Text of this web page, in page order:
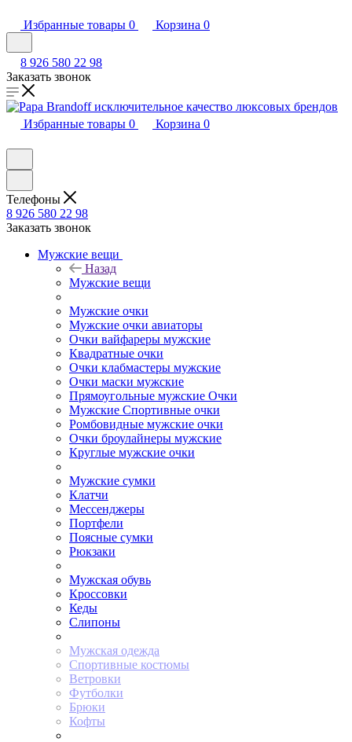
Избранные товары 0 Корзина 0
8 926 580 22 98
Заказать звонок
Избранные товары 0 Корзина 0
Телефоны
8 926 580 22 98
Заказать звонок
Мужские вещи
Назад
Мужские вещи
Мужские очки
Мужские очки авиаторы
Очки вайфареры мужские
Квадратные очки
Очки клабмастеры мужские
Очки маски мужские
Прямоугольные мужские Очки
Мужские Спортивные очки
Ромбовидные мужские очки
Очки броулайнеры мужские
Круглые мужские очки
Мужские сумки
Клатчи
Мессенджеры
Портфели
Поясные сумки
Рюкзаки
Мужская обувь
Кроссовки
Кеды
Слипоны
Мужская одежда
Спортивные костюмы
Ветровки
Футболки
Брюки
Кофты